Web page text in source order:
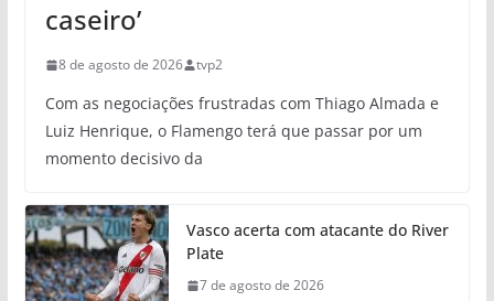
caseiro’
8 de agosto de 2026 tvp2
Com as negociações frustradas com Thiago Almada e
Luiz Henrique, o Flamengo terá que passar por um
momento decisivo da
Vasco acerta com atacante do River
Plate
7 de agosto de 2026